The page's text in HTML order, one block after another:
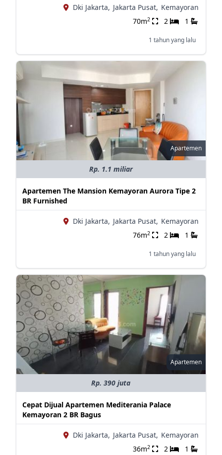
Dki Jakarta, Jakarta Pusat, Kemayoran
70m2 2 1
1 tahun yang lalu
Apartemen
Rp. 1.1 miliar
Apartemen The Mansion Kemayoran Aurora Tipe 2
BR Furnished
Dki Jakarta, Jakarta Pusat, Kemayoran
76m2 2 1
1 tahun yang lalu
Apartemen
Rp. 390 juta
Cepat Dijual Apartemen Mediterania Palace
Kemayoran 2 BR Bagus
Dki Jakarta, Jakarta Pusat, Kemayoran
36m2 2 1